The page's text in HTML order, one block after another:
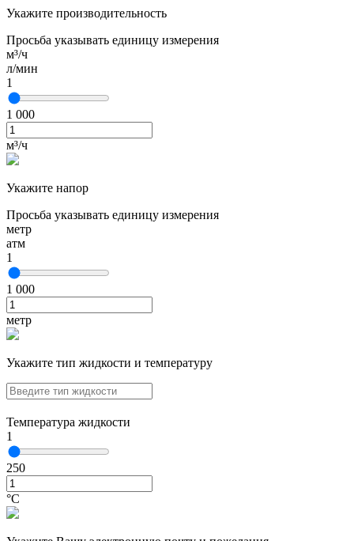
Укажите производительность
Просьба указывать единицу измерения
м³/ч
л/мин
1
1 000
м³/ч
Укажите напор
Просьба указывать единицу измерения
метр
атм
1
1 000
метр
Укажите тип жидкости и температуру
Температура жидкости
1
250
°С